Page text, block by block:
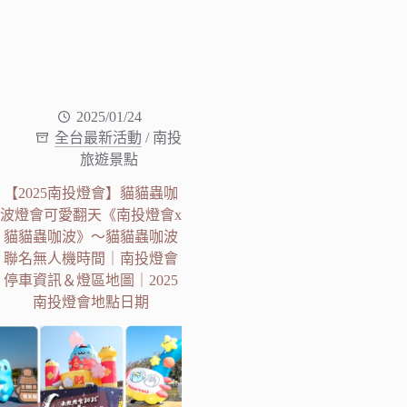
2025/01/24
全台最新活動 / 南投
旅遊景點
【2025南投燈會】貓貓蟲咖
波燈會可愛翻天《南投燈會x
貓貓蟲咖波》～貓貓蟲咖波
聯名無人機時間｜南投燈會
停車資訊＆燈區地圖｜2025
南投燈會地點日期